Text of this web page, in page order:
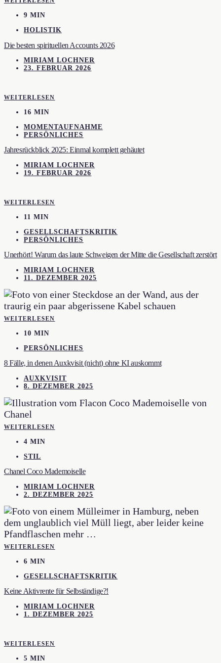
9 MIN
HOLISTIK
Die besten spirituellen Accounts 2026
MIRIAM LOCHNER
23. FEBRUAR 2026
WEITERLESEN
16 MIN
MOMENTAUFNAHME
PERSÖNLICHES
Jahresrückblick 2025: Einmal komplett gehäutet
MIRIAM LOCHNER
19. FEBRUAR 2026
WEITERLESEN
11 MIN
GESELLSCHAFTSKRITIK
PERSÖNLICHES
Unerhört! Warum das laute Schweigen der Mitte die Gesellschaft zerstört
MIRIAM LOCHNER
11. DEZEMBER 2025
WEITERLESEN
10 MIN
PERSÖNLICHES
8 Fälle, in denen Auxkvisit (nicht) ohne KI auskommt
AUXKVISIT
8. DEZEMBER 2025
WEITERLESEN
4 MIN
STIL
Chanel Coco Mademoiselle
MIRIAM LOCHNER
2. DEZEMBER 2025
WEITERLESEN
6 MIN
GESELLSCHAFTSKRITIK
Keine Aktivrente für Selbständige?!
MIRIAM LOCHNER
1. DEZEMBER 2025
WEITERLESEN
5 MIN